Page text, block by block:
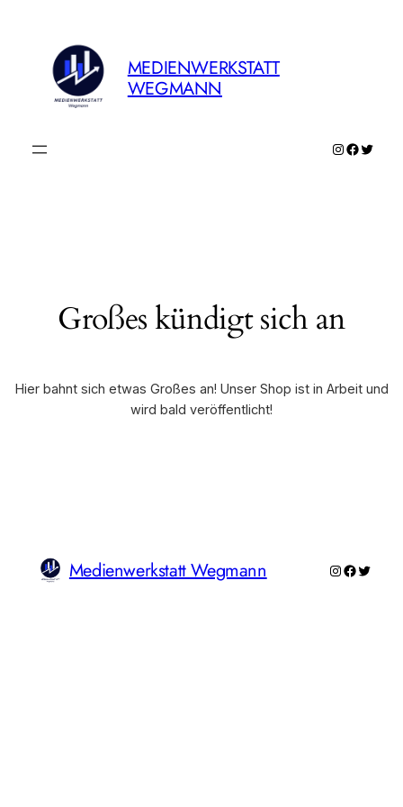
MEDIENWERKSTATT
WEGMANN
Instagram
Großes kündigt sich an
Hier bahnt sich etwas Großes an! Unser Shop ist in Arbeit und
wird bald veröffentlicht!
Medienwerkstatt Wegmann Instagram